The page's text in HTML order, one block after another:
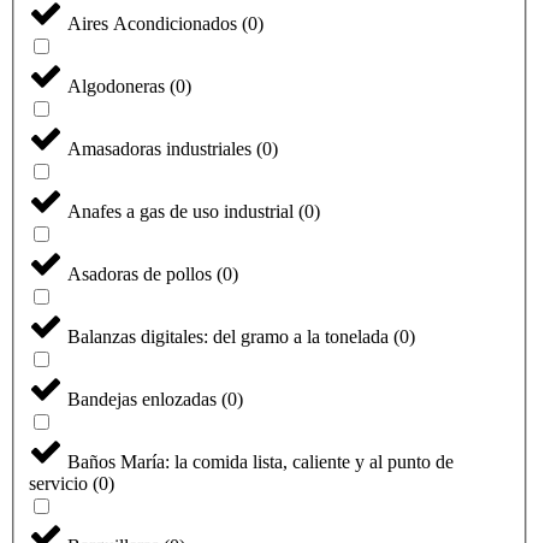
Aires Acondicionados (0)
Algodoneras (0)
Amasadoras industriales (0)
Anafes a gas de uso industrial (0)
Asadoras de pollos (0)
Balanzas digitales: del gramo a la tonelada (0)
Bandejas enlozadas (0)
Baños María: la comida lista, caliente y al punto de
servicio (0)